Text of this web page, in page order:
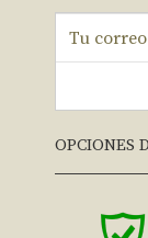
OPCIONES